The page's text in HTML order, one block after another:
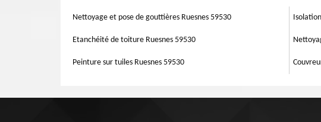
qualité éblouissante pour mettre en charge votre travail en faisant
Nettoyage et pose de gouttières Ruesnes 59530
Etanchéité de toiture Ruesnes 59530
Peinture sur tuiles Ruesnes 59530